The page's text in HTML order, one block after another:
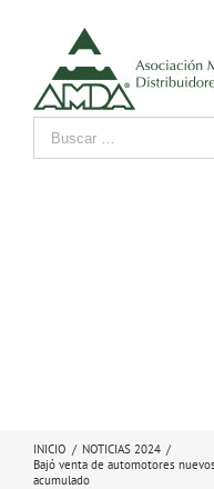
INICIO / NOTICIAS 2024 /
Bajó venta de automotores
acumulado